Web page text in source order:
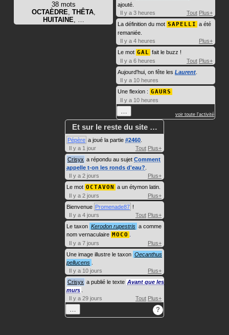
38 mots
OCTAÈDRE, THÊTA,
HUITAINE, …
ajouté.
Il y a 3 heures
Tout Plus+
La définition du mot SAPELLI a été
remaniée.
Il y a 4 heures
Plus+
Le mot GAL fait le buzz !
Il y a 6 heures
Tout Plus+
Aujourd'hui, on fête les Laurent
Il y a 10 heures
Une flexion : GAURS
Il y a 10 heures
… voir toute l'activité
Et sur le reste du site …
Pépère a joué la partie #2460
Il y a 1 jour
Tout Plus+
Crisyx a répondu au sujet Comment
appelle t-on les ronds d'eau?
Il y a 2 jours
Plus+
Le mot OCTAVON a un étymon latin.
Il y a 2 jours
Plus+
Bienvenue Promenade87 !
Il y a 4 jours
Tout Plus+
Le taxon Kerodon rupestris a comme
nom vernaculaire MOCO
Il y a 7 jours
Plus+
Une image illustre le taxon Oecanthus
pellucens
Il y a 10 jours
Plus+
Crisyx a publié le texte Avant que les
murs
Il y a 29 jours
Tout Plus+
… ?